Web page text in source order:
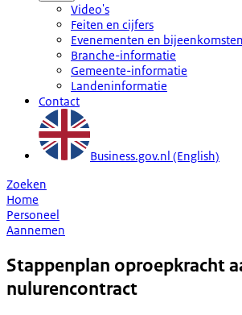
Video's
Feiten en cijfers
Evenementen en bijeenkomsten
Branche-informatie
Gemeente-informatie
Landeninformatie
Contact
Business.gov.nl (English)
Zoeken
Home
Personeel
Aannemen
Stappenplan oproepkracht
nulurencontract